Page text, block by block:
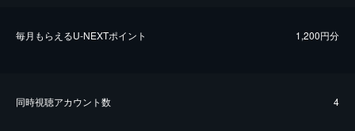
毎⽉もらえるU-NEXTポイント 1,200円分
同時視聴アカウント数 4